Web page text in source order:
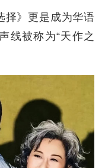
择》更是成为华语
线被称为“天作之